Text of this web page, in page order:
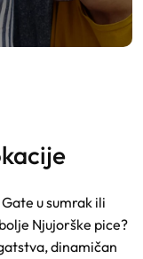
u sumrak ili
Njujorške pice?
dinamičan